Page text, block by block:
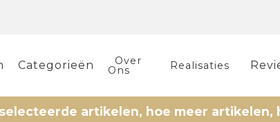
Categorieën Over
Ons Realisaties
artikelen, hoe meer artikelen, hoe